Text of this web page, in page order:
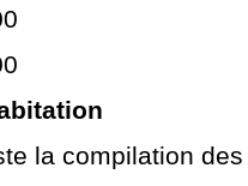
la compilation